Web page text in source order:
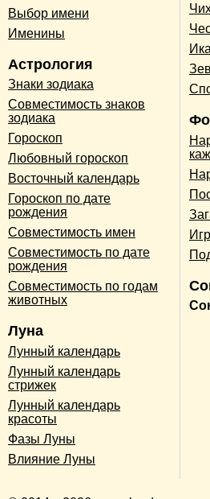
Выбор имени
Именины
Астрология
Знаки зодиака
Совместимость знаков
зодиака
Гороскоп
Любовный гороскоп
Восточный календарь
Гороскоп по дате
рождения
Совместимость имен
Совместимость по дате
рождения
Совместимость по годам
животных
Луна
Лунный календарь
Лунный календарь
стрижек
Лунный календарь
красоты
Фазы Луны
Влияние Луны